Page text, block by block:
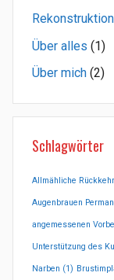
Über alles (1)
Über mich (2)
Schlagwörter
Allmähliche
Augenbrauen
angemessenen
Unterstützung des
Narben (1)